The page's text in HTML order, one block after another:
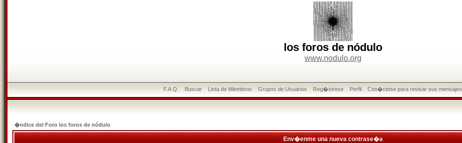
los foros de nódulo
www.nodulo.org
F.A.Q. Buscar Lista de Miembros Grupos de Usuarios Reg�strese Perfil Con�ctese para revisar sus mensajes
�ndice del Foro los foros de nódulo
Env�enme una nueva contrase�a